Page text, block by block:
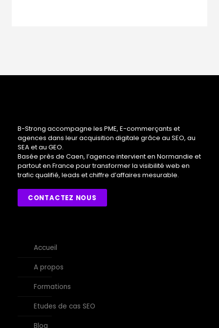
B-Strong accompagne les PME, E-commerçants et
agences dans leur acquisition digitale grâce au SEO, au
SEA et au GEO.
Basée près de Caen, l’agence intervient en Normandie et
partout en France pour transformer la visibilité web en
trafic qualifié, leads et chiffre d’affaires mesurable.
CONTACTEZ NOUS
Accueil
A propos
Formations
Etudes de cas SEO
Blog